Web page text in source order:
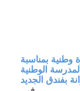
وطنية بمناسبة
30 لتأسيس المدرسة الوطنية
بفندق الجديد